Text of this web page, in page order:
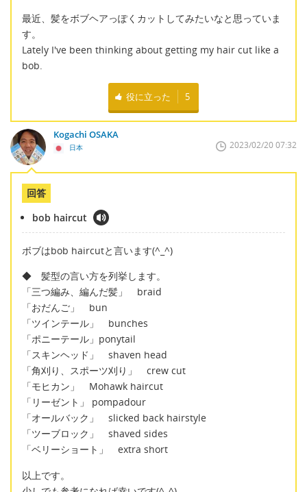
最近、髪をボブヘアっぽくカットしてみたいなと思っていま
す。
Lately I've been thinking about getting my hair cut like a
bob.
役に立った 5
Kogachi OSAKA
日本 2023/02/20 07:32
回答
bob haircut
ボブはbob haircutと言います(^_^)
◆ 髪型の言い方を列挙します。
「三つ編み、編んだ髪」 braid
「おだんご」 bun
「ツインテール」 bunches
「ポニーテール」ponytail
「スキンヘッド」 shaven head
「角刈り、スポーツ刈り」 crew cut
「モヒカン」 Mohawk haircut
「リーゼント」 pompadour
「オールバック」 slicked back hairstyle
「ツーブロック」 shaved sides
「ベリーショート」 extra short
以上です。